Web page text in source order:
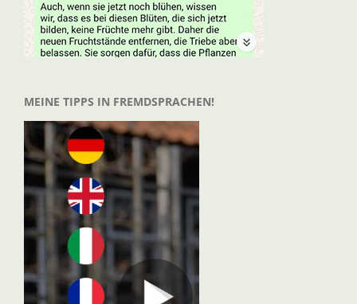
MEINE TIPPS IN FREMDSPRACHEN!